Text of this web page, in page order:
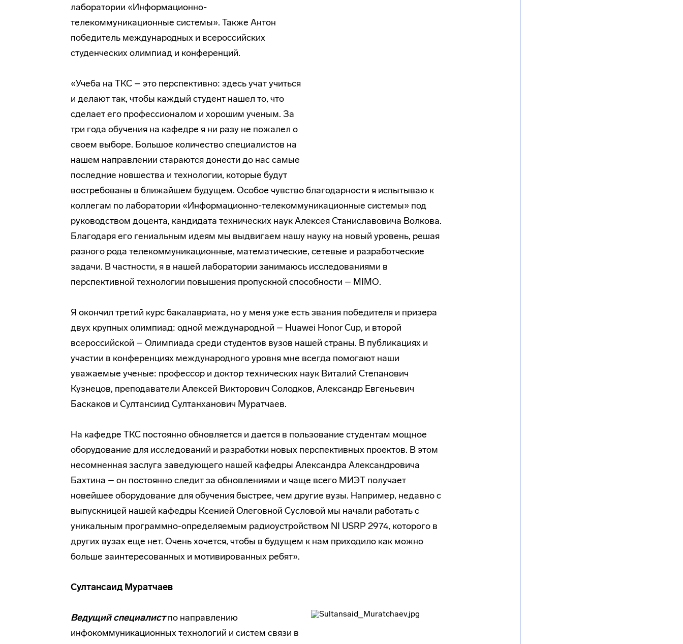
лаборатории «Информационно-
телекоммуникационные системы». Также Антон
победитель международных и всероссийских
студенческих олимпиад и конференций.
«Учеба на ТКС – это перспективно: здесь учат учиться
и делают так, чтобы каждый студент нашел то, что
сделает его профессионалом и хорошим ученым. За
три года обучения на кафедре я ни разу не пожалел о
своем выборе. Большое количество специалистов на
нашем направлении стараются донести до нас самые
последние новшества и технологии, которые будут
востребованы в ближайшем будущем. Особое чувство благодарности я испытываю к
коллегам по лаборатории «Информационно-телекоммуникационные системы» под
руководством доцента, кандидата технических наук Алексея Станиславовича Волкова.
Благодаря его гениальным идеям мы выдвигаем нашу науку на новый уровень, решая
разного рода телекоммуникационные, математические, сетевые и разработческие
задачи. В частности, я в нашей лаборатории занимаюсь исследованиями в
перспективной технологии повышения пропускной способности – MIMO.
Я окончил третий курс бакалавриата, но у меня уже есть звания победителя и призера
двух крупных олимпиад: одной международной – Huawei Honor Cup, и второй
всероссийской – Олимпиада среди студентов вузов нашей страны. В публикациях и
участии в конференциях международного уровня мне всегда помогают наши
уважаемые ученые: профессор и доктор технических наук Виталий Степанович
Кузнецов, преподаватели Алексей Викторович Солодков, Александр Евгеньевич
Баскаков и Султансиид Султанханович Муратчаев.
На кафедре ТКС постоянно обновляется и дается в пользование студентам мощное
оборудование для исследований и разработки новых перспективных проектов. В этом
несомненная заслуга заведующего нашей кафедры Александра Александровича
Бахтина – он постоянно следит за обновлениями и чаще всего МИЭТ получает
новейшее оборудование для обучения быстрее, чем другие вузы. Например, недавно с
выпускницей нашей кафедры Ксенией Олеговной Сусловой мы начали работать с
уникальным программно-определяемым радиоустройством NI USRP 2974, которого в
других вузах еще нет. Очень хочется, чтобы в будущем к нам приходило как можно
больше заинтересованных и мотивированных ребят».
Султансаид Муратчаев
Ведущий специалистпо направлению
инфокоммуникационных технологий и систем связи в